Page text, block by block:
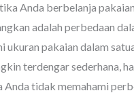
Anda berbelanja
adalah perbedaan
ukuran pakaian dalam
terdengar sederhana,
tidak memahami